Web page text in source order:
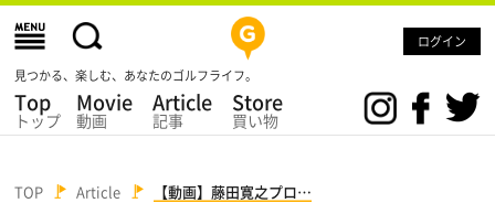
ログイン
見つかる、楽しむ、あなたのゴルフライフ。
Top
トップ
Movie
動画
Article
記事
Store
買い物
TOP Article 【動画】藤田寛之プロ…